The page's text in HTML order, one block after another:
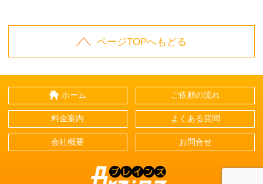
ページTOPへもどる
ホーム ご依頼の流れ
料金案内 よくある質問
会社概要 お問合せ